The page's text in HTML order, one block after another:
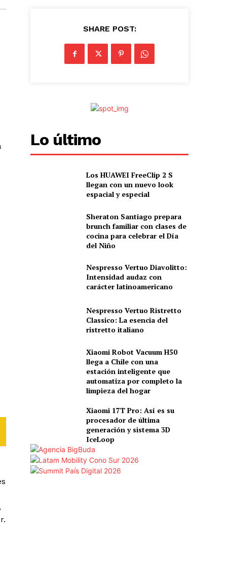
SHARE POST:
Lo último
Los HUAWEI FreeClip 2 S
llegan con un nuevo look
espacial y especial
Sheraton Santiago prepara
brunch familiar con clases de
cocina para celebrar el Día
del Niño
Nespresso Vertuo Diavolitto:
Intensidad audaz con
carácter latinoamericano
Nespresso Vertuo Ristretto
Classico: La esencia del
ristretto italiano
Xiaomi Robot Vacuum H50
llega a Chile con una
estación inteligente que
automatiza por completo la
limpieza del hogar
Xiaomi 17T Pro: Así es su
procesador de última
generación y sistema 3D
IceLoop